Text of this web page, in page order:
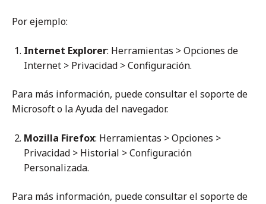
Por ejemplo:
Internet Explorer: Herramientas > Opciones de
Internet > Privacidad > Configuración.
Para más información, puede consultar el soporte de
Microsoft o la Ayuda del navegador.
Mozilla Firefox: Herramientas > Opciones >
Privacidad > Historial > Configuración
Personalizada.
Para más información, puede consultar el soporte de